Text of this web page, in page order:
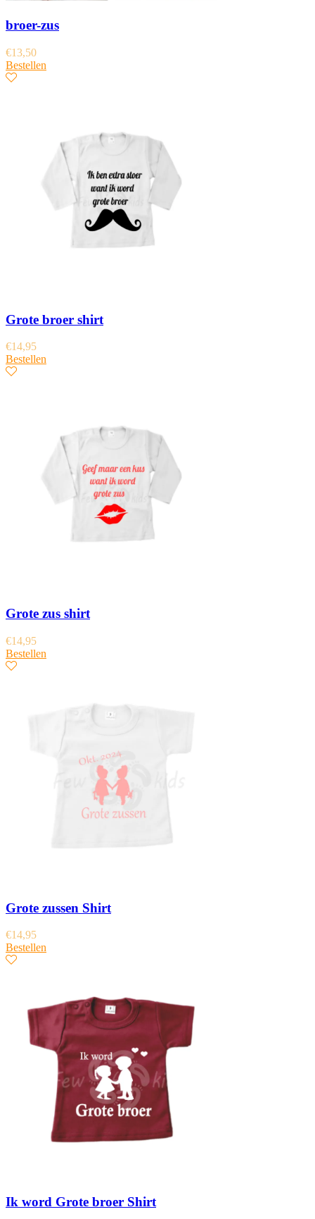
broer-zus
€13,50
Bestellen
Grote broer shirt
€14,95
Bestellen
Grote zus shirt
€14,95
Bestellen
Grote zussen Shirt
€14,95
Bestellen
Ik word Grote broer Shirt